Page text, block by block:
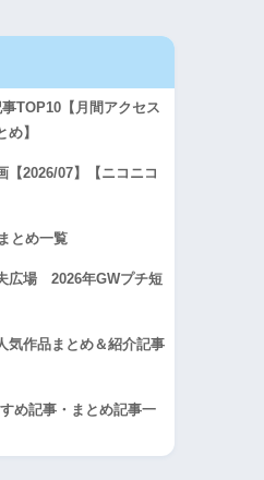
TOP10【月間アクセス
】
【2026/07】【ニコニコ
とめ一覧
広場 2026年GWプチ短
気作品まとめ＆紹介記事
め記事・まとめ記事一